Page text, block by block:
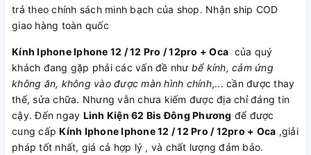
trả theo chính sách minh bạch của shop. Nhận ship COD
giao hàng toàn quốc
Kính Iphone Iphone 12 / 12 Pro / 12pro + Oca của quý
khách đang gặp phải các vấn đề như bể kính, cảm ứng
không ăn, không vào được màn hình chính,... cần được thay
thế, sửa chữa. Nhưng vẫn chưa kiếm được địa chỉ đáng tin
cậy. Đến ngay Linh Kiện 62 Bis Đông Phương để được
cung cấpKính Iphone Iphone 12 / 12 Pro / 12pro + Oca ,giải
pháp tốt nhất, giá cả hợp lý , và chất lượng đảm bảo.